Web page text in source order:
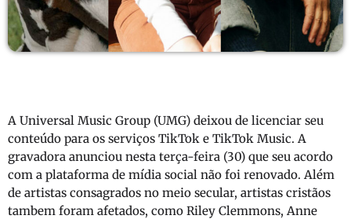
A Universal Music Group (UMG) deixou de licenciar seu
conteúdo para os serviços TikTok e TikTok Music. A
gravadora anunciou nesta terça-feira (30) que seu acordo
com a plataforma de mídia social não foi renovado. Além
de artistas consagrados no meio secular, artistas cristãos
tambem foram afetados, como Riley Clemmons, Anne